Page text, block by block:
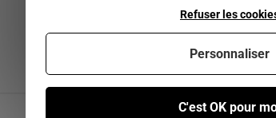
Vous pourriez également
C'est OK pour
Refuser les
Personnaliser